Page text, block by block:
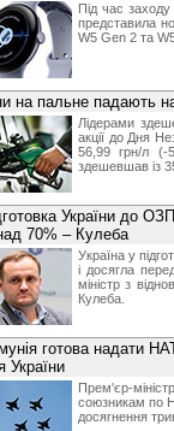
Під час
представила
W5 Gen 2 та
на пальне падають
Лідерами
акції до Дня
56,99 грн/л
здешевшав із
України до
70% – Кулеба
Україна у
і досягла
міністр з
Кулеба.
готова надати
України
Прем'єр-
союзникам по
досягнення